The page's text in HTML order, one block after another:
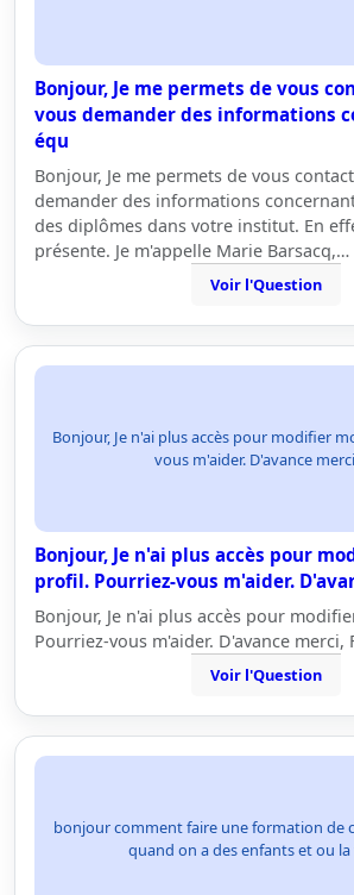
Bonjour, Je me permets de vous
vous demander des informations
équ
Bonjour, Je me permets de vous
demander des informations
des diplômes dans votre institut. En
présente. Je m'appelle Marie Barsacq,…
Voir l'Question
Bonjour, Je n'ai plus accès pour modifier
vous m'aider. D'avance
Bonjour, Je n'ai plus accès pour
profil. Pourriez-vous m'aider.
Bonjour, Je n'ai plus accès pour
Pourriez-vous m'aider. D'avance merci,
Voir l'Question
bonjour comment faire une formation de
quand on a des enfants et ou la